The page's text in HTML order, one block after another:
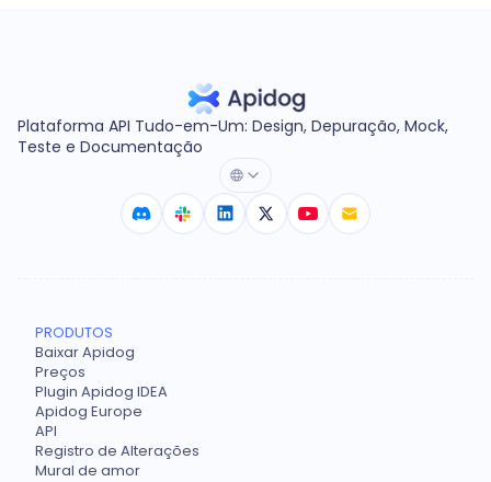
Plataforma API Tudo-em-Um: Design, Depuração, Mock,
Teste e Documentação
PRODUTOS
Baixar Apidog
Preços
Plugin Apidog IDEA
Apidog Europe
API
Registro de Alterações
Mural de amor